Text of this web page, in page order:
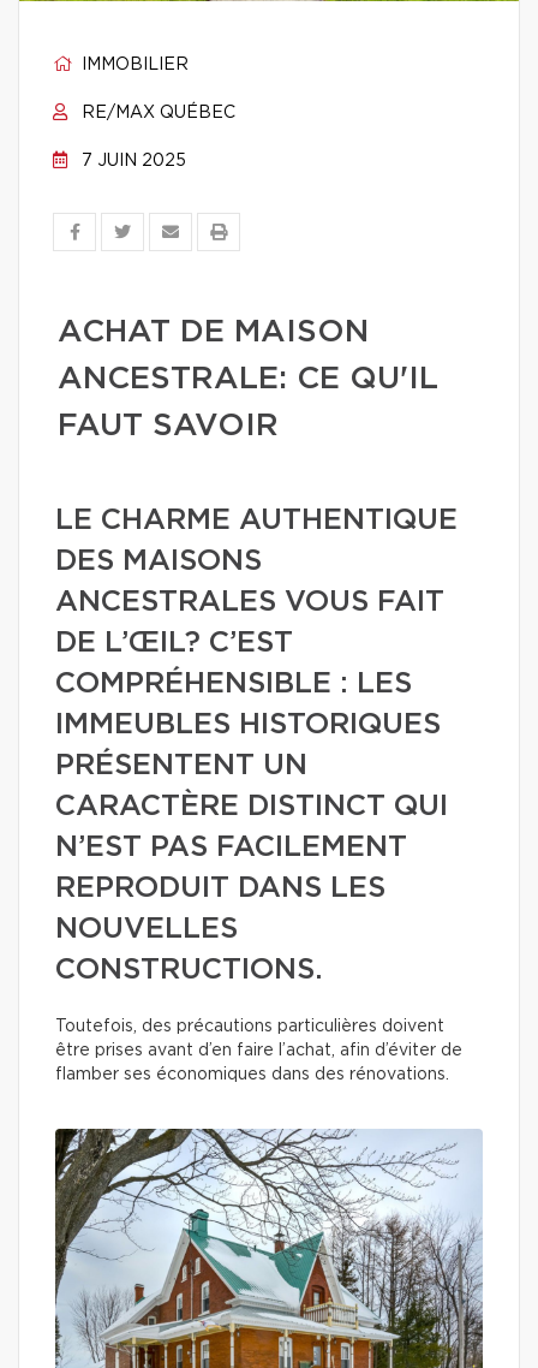
IMMOBILIER
RE/MAX QUÉBEC
7 JUIN 2025
ACHAT DE MAISON
ANCESTRALE: CE QU'IL
FAUT SAVOIR
LE CHARME AUTHENTIQUE
DES MAISONS
ANCESTRALES VOUS FAIT
DE L’ŒIL? C’EST
COMPRÉHENSIBLE : LES
IMMEUBLES HISTORIQUES
PRÉSENTENT UN
CARACTÈRE DISTINCT QUI
N’EST PAS FACILEMENT
REPRODUIT DANS LES
NOUVELLES
CONSTRUCTIONS.
Toutefois, des précautions particulières doivent
être prises avant d’en faire l’achat, afin d’éviter de
flamber ses économiques dans des rénovations.